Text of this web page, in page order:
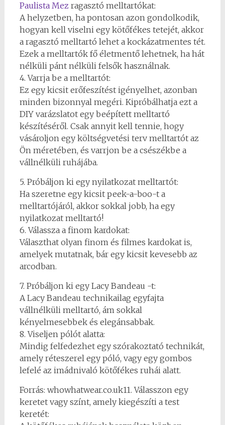
Paulista Mez ragasztó melltartókat:
A helyzetben, ha pontosan azon gondolkodik,
hogyan kell viselni egy kötőfékes tetejét, akkor
a ragasztó melltartó lehet a kockázatmentes tét.
Ezek a melltartók fő életmentő lehetnek, ha hát
nélküli pánt nélküli felsők használnak.
4. Varrja be a melltartót:
Ez egy kicsit erőfeszítést igényelhet, azonban
minden bizonnyal megéri. Kipróbálhatja ezt a
DIY varázslatot egy beépített melltartó
készítéséről. Csak annyit kell tennie, hogy
vásároljon egy költségvetési terv melltartót az
Ön méretében, és varrjon be a csészékbe a
vállnélküli ruhájába.
5. Próbáljon ki egy nyilatkozat melltartót:
Ha szeretne egy kicsit peek-a-boo-t a
melltartójáról, akkor sokkal jobb, ha egy
nyilatkozat melltartó!
6. Válassza a finom kardokat:
Választhat olyan finom és filmes kardokat is,
amelyek mutatnak, bár egy kicsit kevesebb az
arcodban.
7. Próbáljon ki egy Lacy Bandeau -t:
A Lacy Bandeau technikailag egyfajta
vállnélküli melltartó, ám sokkal
kényelmesebbek és elegánsabbak.
8. Viseljen pólót alatta:
Mindig felfedezhet egy szórakoztató technikát,
amely réteszerel egy póló, vagy egy gombos
lefelé az imádnivaló kötőfékes ruhái alatt.
Forrás: whowhatwear.co.uk11. Válasszon egy
keretet vagy színt, amely kiegészíti a test
keretét: